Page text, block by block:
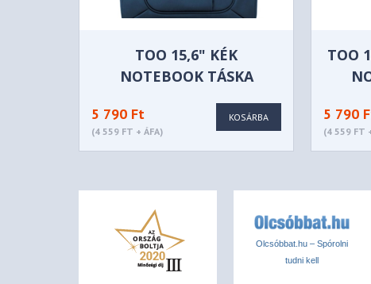
TOO 15,6" KÉK
NOTEBOOK TÁSKA
5 790 Ft
(4 559 FT + ÁFA)
KOSÁRBA
TOO
5 790
(4 559 FT
Olcsóbbat.hu – Spórolni
tudni kell